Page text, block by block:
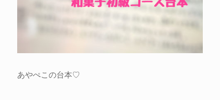
あやぺこの台本♡